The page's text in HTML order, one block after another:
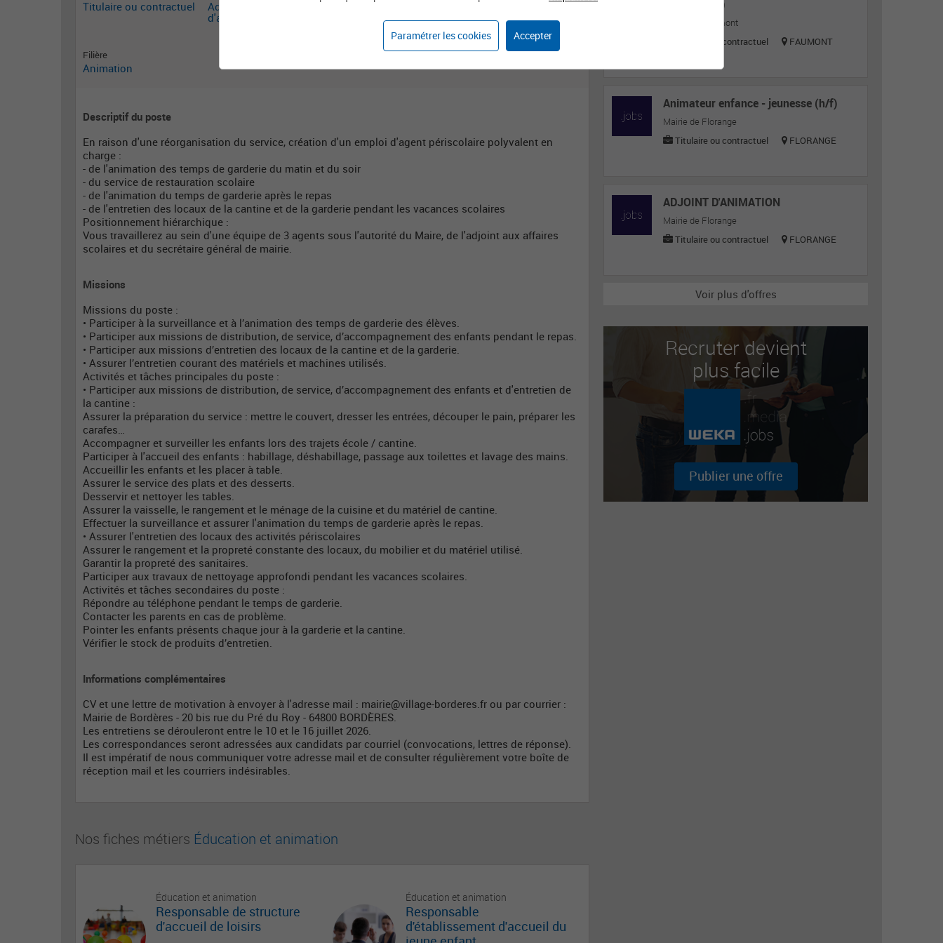
Paramétrer les cookies Accepter
Titulaire ou contractuel
Adjoint territorial
d'animation
Éducation et animation
Animatrice / Animateur
éducatif-ve
accompagnement
périscolaire
Filière
Animation
Descriptif du poste
En raison d'une réorganisation du service, création d'un emploi d'agent périscolaire polyvalent en
charge :
- de l'animation des temps de garderie du matin et du soir
- du service de restauration scolaire
- de l'animation du temps de garderie après le repas
- de l'entretien des locaux de la cantine et de la garderie pendant les vacances scolaires
Positionnement hiérarchique :
Vous travaillerez au sein d'une équipe de 3 agents sous l'autorité du Maire, de l'adjoint aux affaires
scolaires et du secrétaire général de mairie.
Missions
Missions du poste :
• Participer à la surveillance et à l’animation des temps de garderie des élèves.
• Participer aux missions de distribution, de service, d’accompagnement des enfants pendant le repas.
• Participer aux missions d’entretien des locaux de la cantine et de la garderie.
• Assurer l’entretien courant des matériels et machines utilisés.
Activités et tâches principales du poste :
• Participer aux missions de distribution, de service, d’accompagnement des enfants et d'entretien de
la cantine :
Assurer la préparation du service : mettre le couvert, dresser les entrées, découper le pain, préparer les
carafes…
Accompagner et surveiller les enfants lors des trajets école / cantine.
Participer à l'accueil des enfants : habillage, déshabillage, passage aux toilettes et lavage des mains.
Accueillir les enfants et les placer à table.
Assurer le service des plats et des desserts.
Desservir et nettoyer les tables.
Assurer la vaisselle, le rangement et le ménage de la cuisine et du matériel de cantine.
Effectuer la surveillance et assurer l'animation du temps de garderie après le repas.
• Assurer l'entretien des locaux des activités périscolaires
Assurer le rangement et la propreté constante des locaux, du mobilier et du matériel utilisé.
Garantir la propreté des sanitaires.
Participer aux travaux de nettoyage approfondi pendant les vacances scolaires.
Activités et tâches secondaires du poste :
Répondre au téléphone pendant le temps de garderie.
Contacter les parents en cas de problème.
Pointer les enfants présents chaque jour à la garderie et la cantine.
Vérifier le stock de produits d’entretien.
Informations complémentaires
CV et une lettre de motivation à envoyer à l'adresse mail : mairie@village-borderes.fr ou par courrier :
Mairie de Bordères - 20 bis rue du Pré du Roy - 64800 BORDÈRES.
Les entretiens se dérouleront entre le 10 et le 16 juillet 2026.
Les correspondances seront adressées aux candidats par courriel (convocations, lettres de réponse).
Il est impératif de nous communiquer votre adresse mail et de consulter régulièrement votre boîte de
réception mail et les courriers indésirables.
Nos fiches métiers Éducation et animation
Éducation et animation
Responsable de structure
d'accueil de loisirs
Éducation et animation
Responsable
d'établissement d'accueil du
ATSEM (h/f)
Mairie de Faumont
Titulaire ou contractuel
FAUMONT
Animateur enfance - jeunesse (h/f)
Mairie de Florange
Titulaire ou contractuel
FLORANGE
ADJOINT D'ANIMATION
Mairie de Florange
Titulaire ou contractuel
FLORANGE
Voir plus d'offres
Recruter devient
plus facile
Publier une offre